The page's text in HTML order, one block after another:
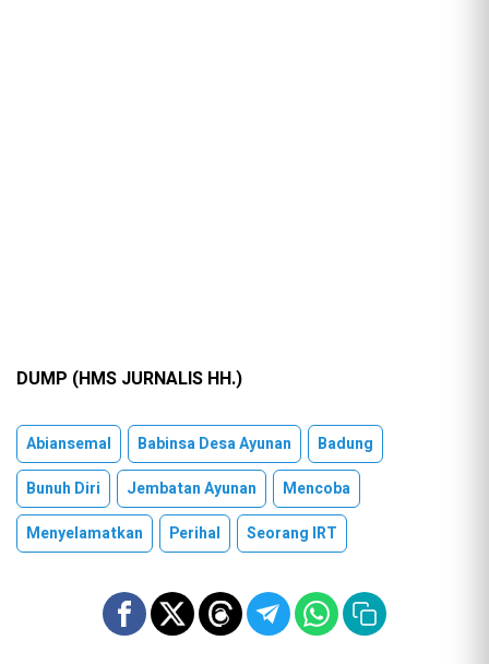
DUMP (HMS JURNALIS HH.)
Abiansemal Babinsa Desa Ayunan
Badung
Bunuh Diri
Jembatan Ayunan
Mencoba
Menyelamatkan
Perihal Seorang IRT